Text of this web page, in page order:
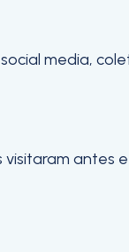
media,
antes